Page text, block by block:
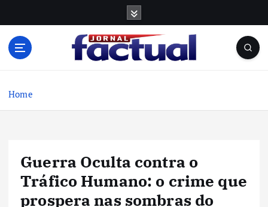
Home
Guerra Oculta contra o
Tráfico Humano: o crime que
prospera nas sombras do